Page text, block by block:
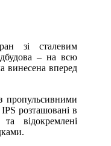
зі сталевим
– на всю
винесена вперед
пропульсивними
розташовані в
відокремлені